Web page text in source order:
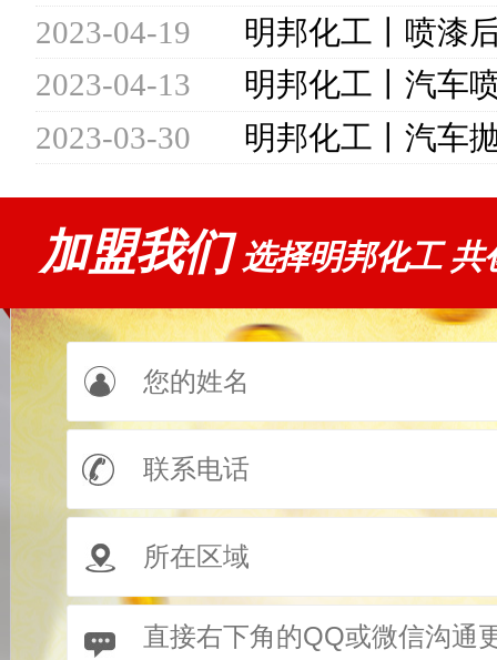
2023-04-19
2023-04-13
2023-03-30
加盟我们 选择明邦化工 共